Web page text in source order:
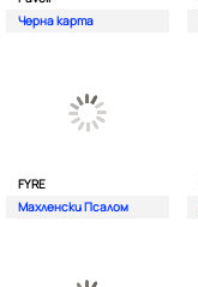
Черна карта
FYRE
Махленски Псалом